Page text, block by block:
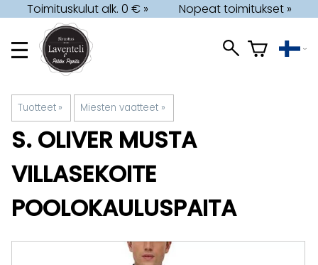
Toimituskulut alk. 0 € » Nopeat toimitukset »
Tuotteet ‪» Miesten vaatteet ‪»
S. OLIVER MUSTA
VILLASEKOITE
POOLOKAULUSPAITA